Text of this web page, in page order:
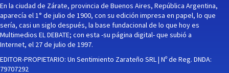
En la ciudad de Zárate, provincia de Buenos Aires, República Argentina,
aparecía el 1° de julio de 1900, con su edición impresa en papel, lo que
sería, casi un siglo después, la base fundacional de lo que hoy es
Multimedios EL DEBATE; con esta -su página digital- que subió a
Internet, el 27 de julio de 1997.
EDITOR-PROPIETARIO: Un Sentimiento Zarateño SRL | Nº de Reg. DNDA:
79707292